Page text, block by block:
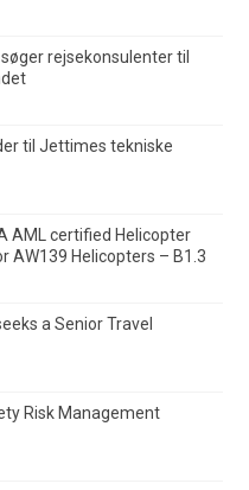
rejsekonsulenter til
til Jettimes tekniske
AML certified Helicopter
AW139 Helicopters – B1.3
a Senior Travel
Risk Management